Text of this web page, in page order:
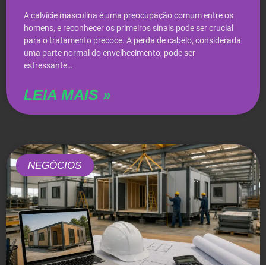
A calvície masculina é uma preocupação comum entre os
homens, e reconhecer os primeiros sinais pode ser crucial
para o tratamento precoce. A perda de cabelo, considerada
uma parte normal do envelhecimento, pode ser
estressante…
LEIA MAIS »
NEGÓCIOS